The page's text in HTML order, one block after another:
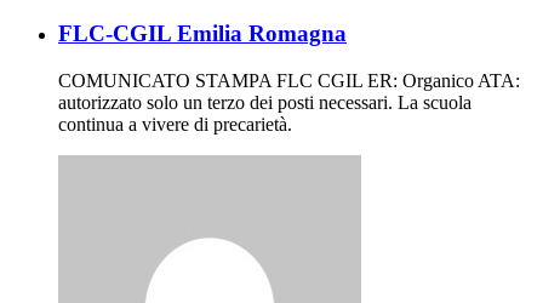
FLC-CGIL Emilia Romagna
COMUNICATO STAMPA FLC CGIL ER: Organico ATA:
autorizzato solo un terzo dei posti necessari. La scuola
continua a vivere di precarietà.